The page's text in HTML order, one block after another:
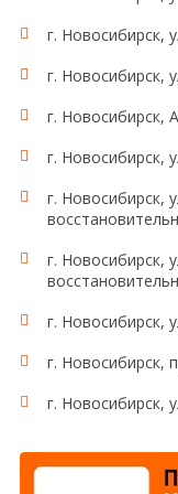
г. Новосибирск,
г. Новосибирск,
г. Новосибирск,
г. Новосибирск,
г. Новосибирск,
г. Новосибирск,
г. Новосибирск,
г. Новосибирск,
г. Новосибирск,